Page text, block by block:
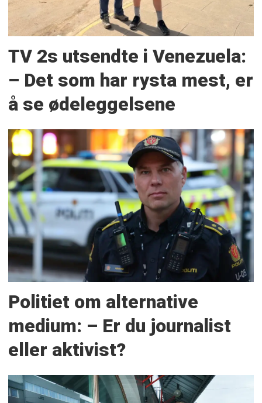
TV 2s utsendte i Venezuela:
– Det som har rysta mest, er
å se ødeleggelsene
Politiet om alternative
medium: – Er du journalist
eller aktivist?